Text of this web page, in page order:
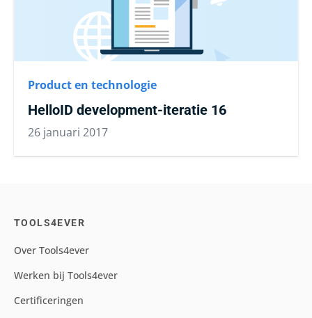
Product en technologie
HelloID development-iteratie 16
26 januari 2017
TOOLS4EVER
Over Tools4ever
Werken bij Tools4ever
Certificeringen